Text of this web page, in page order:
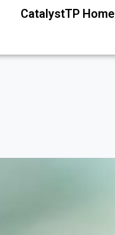
CatalystTP Home